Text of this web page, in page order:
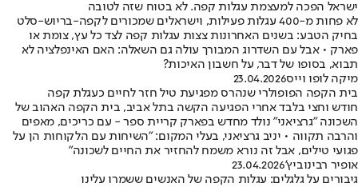
ישראל הפכה למעצמת עגלות קפה. לא בטוח שזה לטובה
לא פחות מ-400 עגלות פעילות, וישראלים שמכורים לקפה-בריוש-סלט
בחיק הטבע: בשנים האחרונות צצות עגלות קפה לצד כל עץ, צומת או
פארק • אבל עם השדרוג המבורך עולה גם השאלה: האם האינפלציה לא
תבוא, בסופו של דבר, על חשבון האיכות?
מיקה לופו וייס23.04.2026
בית הקפה הפופולרי שנהרס מפגיעת טיל חזר לחיים כעגלת קפה
חודש וחצי בלבד אחרי הפגיעה הקשה בתל אביב, בית הקפה האהוב של
השכונה "גרציאני" נולד מחדש בפארק קריית ספר - עם כריכים, מאפים
והרבה תקווה • יניב גרציאני, בעלי המקום: "השיחות עם הלקוחות הן על
פגועי טילים, אבל זה נורא משמח להחזיר את החיים לשכונה"
אופיר רבינוביץ'23.04.2026
גיבורים על גלגלים: עגלות הקפה של האנשים ששמרו עלינו